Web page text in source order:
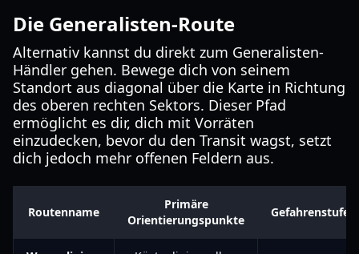
Die Generalisten-Route
Alternativ kannst du direkt zum Generalisten-
Händler gehen. Bewege dich von seinem
Standort aus diagonal über die Karte in Richtung
des oberen rechten Sektors. Dieser Pfad
ermöglicht es dir, dich mit Vorräten
einzudecken, bevor du den Transit wagst, setzt
dich jedoch mehr offenen Feldern aus.
Routenname
Primäre
Orientierungspunkte
Gefahrenstufe